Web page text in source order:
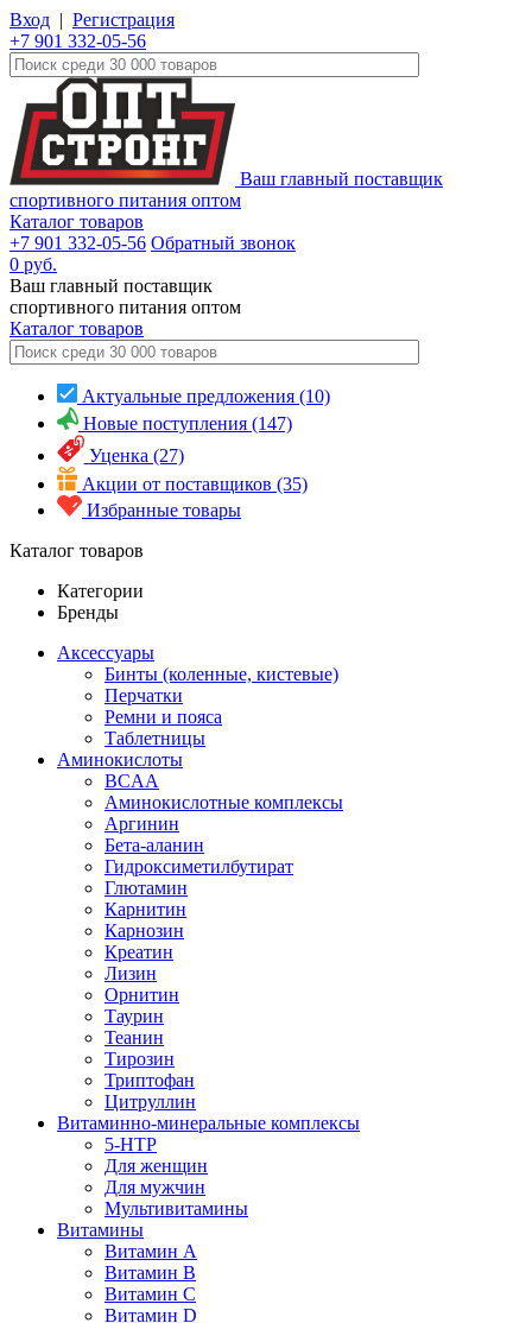
Вход | Регистрация
+7 901 332-05-56
Ваш главный поставщик
спортивного питания оптом
Каталог товаров
+7 901 332-05-56 Обратный звонок
0 руб.
Ваш главный поставщик
спортивного питания оптом
Каталог товаров
Актуальные предложения (10)
Новые поступления (147)
Уценка (27)
Акции от поставщиков (35)
Избранные товары
Каталог товаров
Категории
Бренды
Аксессуары
Бинты (коленные, кистевые)
Перчатки
Ремни и пояса
Таблетницы
Аминокислоты
BCAA
Аминокислотные комплексы
Аргинин
Бета-аланин
Гидроксиметилбутират
Глютамин
Карнитин
Карнозин
Креатин
Лизин
Орнитин
Таурин
Теанин
Тирозин
Триптофан
Цитруллин
Витаминно-минеральные комплексы
5-HTP
Для женщин
Для мужчин
Мультивитамины
Витамины
Витамин A
Витамин B
Витамин C
Витамин D